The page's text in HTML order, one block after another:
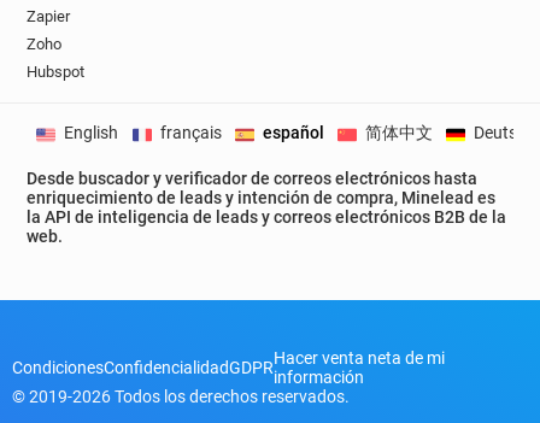
Zapier
Zoho
Hubspot
Desde buscador y verificador de correos electrónicos hasta
enriquecimiento de leads y intención de compra, Minelead es
la API de inteligencia de leads y correos electrónicos B2B de la
web.
English français español 简体中文 Deutsch
CondicionesConfidencialidadGDPRHacer venta neta de mi
información
© 2019-2026 Todos los derechos reservados.